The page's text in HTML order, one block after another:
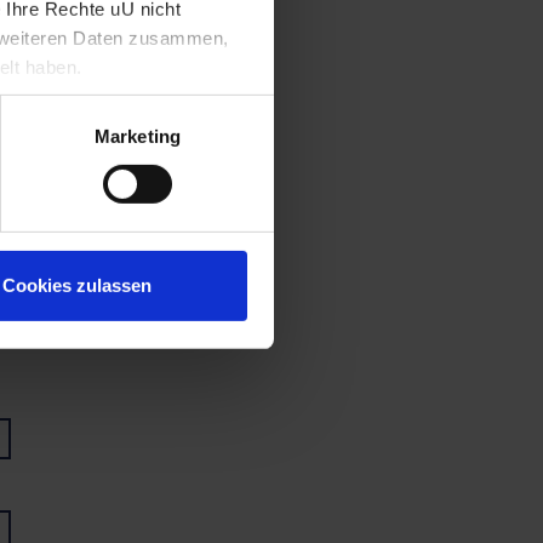
Ihre Rechte uU nicht
Daten zusammen,
haben.
Marketing
Cookies zulassen